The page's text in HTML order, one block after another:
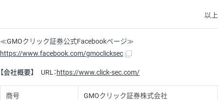
以上
≪GMOクリック証券公式Facebookページ≫
https://www.facebook.com/gmoclicksec
【会社概要】 URL： https://www.click-sec.com/
商号 GMOクリック証券株式会社